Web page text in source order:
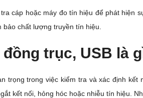
cáp hoặc máy đo tín hiệu để phát hiện
chất lượng truyền tín hiệu.
trục, USB là
trọng trong việc kiểm tra và xác định kết
kết nối, hỏng hóc hoặc nhiễu tín hiệu.